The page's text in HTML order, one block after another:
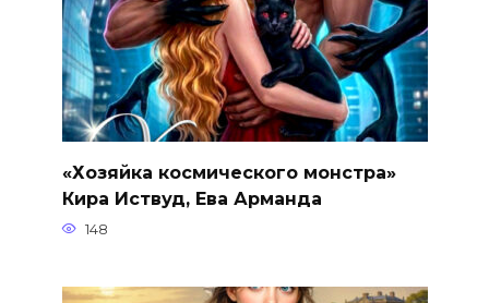
«Хозяйка космического монстра»
Кира Иствуд, Ева Арманда
148